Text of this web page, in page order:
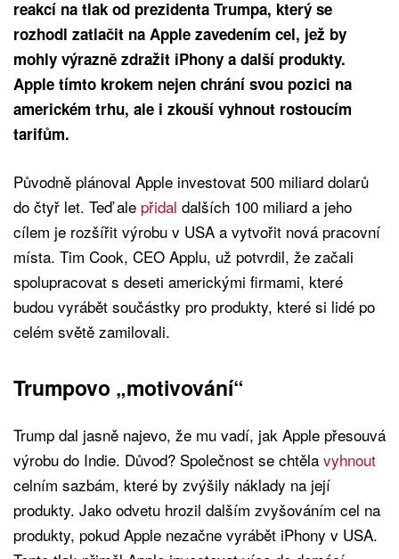
reakcí na tlak od prezidenta Trumpa, který se
rozhodl zatlačit na Apple zavedením cel, jež by
mohly výrazně zdražit iPhony a další produkty.
Apple tímto krokem nejen chrání svou pozici na
americkém trhu, ale i zkouší vyhnout rostoucím
tarifům.
Původně plánoval Apple investovat 500 miliard dolarů
do čtyř let. Teď ale přidal dalších 100 miliard a jeho
cílem je rozšířit výrobu v USA a vytvořit nová pracovní
místa. Tim Cook, CEO Applu, už potvrdil, že začali
spolupracovat s deseti americkými firmami, které
budou vyrábět součástky pro produkty, které si lidé po
celém světě zamilovali.
Trumpovo „motivování“
Trump dal jasně najevo, že mu vadí, jak Apple přesouvá
výrobu do Indie. Důvod? Společnost se chtěla vyhnout
celním sazbám, které by zvýšily náklady na její
produkty. Jako odvetu hrozil dalším zvyšováním cel na
produkty, pokud Apple nezačne vyrábět iPhony v USA.